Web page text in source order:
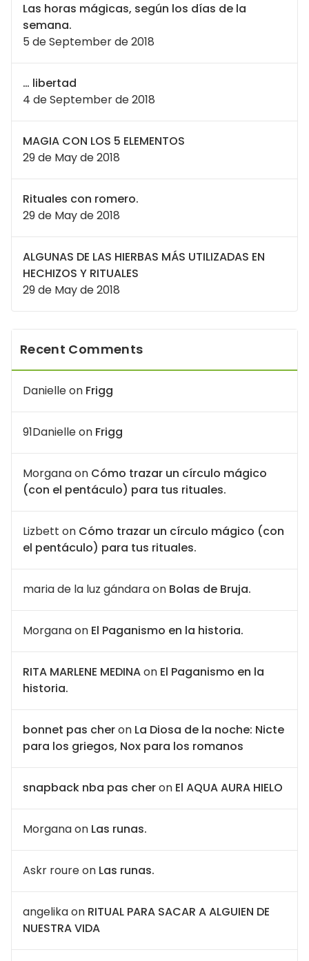
Las horas mágicas, según los días de la
semana.
5 de September de 2018
… libertad
4 de September de 2018
MAGIA CON LOS 5 ELEMENTOS
29 de May de 2018
Rituales con romero.
29 de May de 2018
ALGUNAS DE LAS HIERBAS MÁS UTILIZADAS EN
HECHIZOS Y RITUALES
29 de May de 2018
Recent Comments
Danielleon Frigg
91Danielleon Frigg
Morganaon Cómo trazar un círculo mágico
(con el pentáculo) para tus rituales.
Lizbett on Cómo trazar un círculo mágico (con
el pentáculo) para tus rituales.
maria de la luz gándaraon Bolas de Bruja.
Morganaon El Paganismo en la historia.
RITA MARLENE MEDINAon El Paganismo en la
historia.
bonnet pas cheron La Diosa de la noche: Nicte
para los griegos, Nox para los romanos
snapback nba pas cheron El AQUA AURA HIELO
Morganaon Las runas.
Askr roureon Las runas.
angelikaon RITUAL PARA SACAR A ALGUIEN DE
NUESTRA VIDA